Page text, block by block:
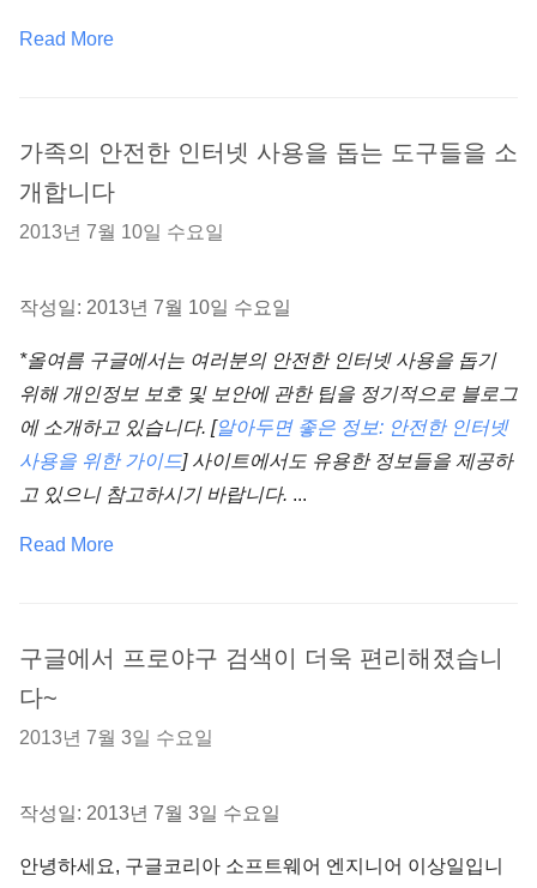
Read More
가족의 안전한 인터넷 사용을 돕는 도구들을 소
개합니다
2013년 7월 10일 수요일
작성일: 2013년 7월 10일 수요일
*올여름 구글에서는 여러분의 안전한 인터넷 사용을 돕기
위해 개인정보 보호 및 보안에 관한 팁을 정기적으로 블로그
에 소개하고 있습니다. [알아두면 좋은 정보: 안전한 인터넷
사용을 위한 가이드] 사이트에서도 유용한 정보들을 제공하
고 있으니 참고하시기 바랍니다. ...
Read More
구글에서 프로야구 검색이 더욱 편리해졌습니
다~
2013년 7월 3일 수요일
작성일: 2013년 7월 3일 수요일
안녕하세요, 구글코리아 소프트웨어 엔지니어 이상일입니